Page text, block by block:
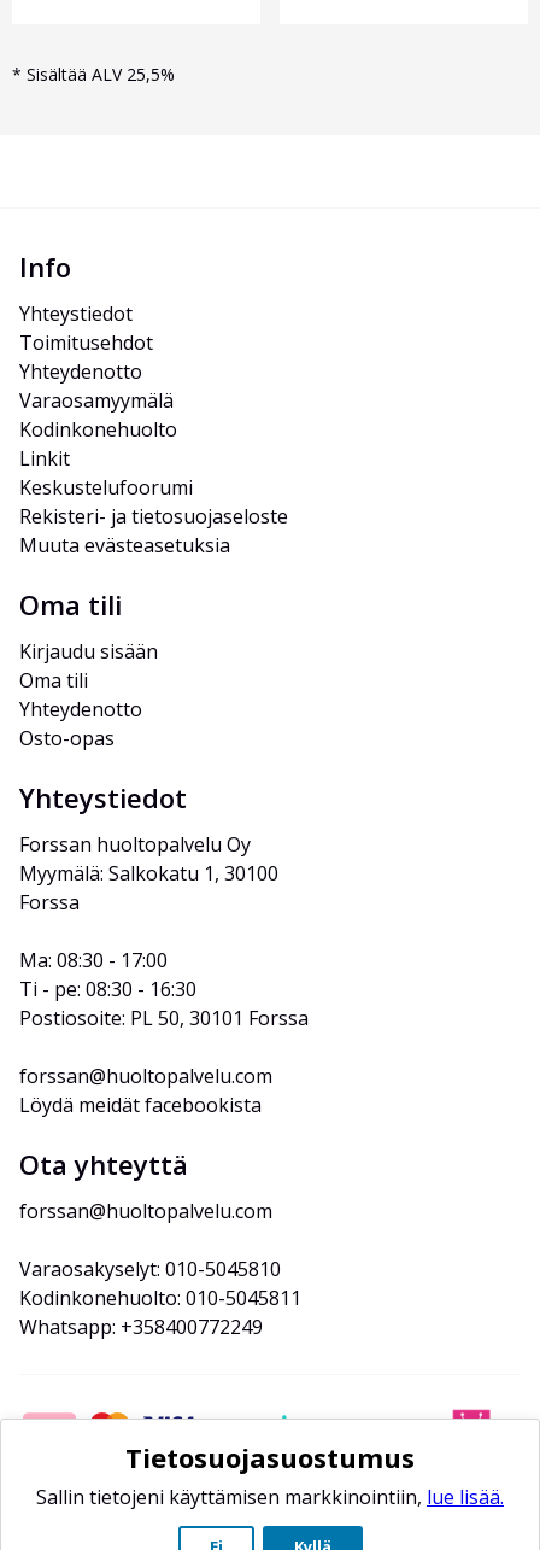
* Sisältää ALV 25,5%
Info
Yhteystiedot
Toimitusehdot
Yhteydenotto
Varaosamyymälä
Kodinkonehuolto
Linkit
Keskustelufoorumi
Rekisteri- ja tietosuojaseloste
Muuta evästeasetuksia
Oma tili
Kirjaudu sisään
Oma tili
Yhteydenotto
Osto-opas
Yhteystiedot
Forssan huoltopalvelu Oy
Myymälä: Salkokatu 1, 30100
Forssa
Ma: 08:30 - 17:00
Ti - pe: 08:30 - 16:30
Postiosoite: PL 50, 30101 Forssa
forssan@huoltopalvelu.com
Löydä meidät facebookista
Ota yhteyttä
forssan@huoltopalvelu.com
Varaosakyselyt: 010-5045810
Kodinkonehuolto: 010-5045811
Whatsapp: +358400772249
Tietosuojasuostumus
Sallin tietojeni käyttämisen markkinointiin, lue lisää.